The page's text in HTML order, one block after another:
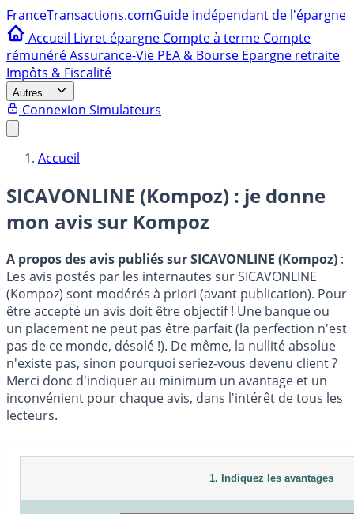
FranceTransactions.comGuide indépendant de l'épargne
Accueil Livret épargne Compte à terme Compte
rémunéréAssurance-Vie PEA & Bourse Epargne retraite
Impôts & Fiscalité
Autres...
Connexion Simulateurs
Accueil
SICAVONLINE (Kompoz) : je donne
mon avis sur Kompoz
A propos des avis publiés sur SICAVONLINE (Kompoz) :
Les avis postés par les internautes sur SICAVONLINE
(Kompoz) sont modérés à priori (avant publication). Pour
être accepté un avis doit être objectif ! Une banque ou
un placement ne peut pas être parfait (la perfection n'est
pas de ce monde, désolé !). De même, la nullité absolue
n'existe pas, sinon pourquoi seriez-vous devenu client ?
Merci donc d'indiquer au minimum un avantage et un
inconvénient pour chaque avis, dans l'intérêt de tous les
lecteurs.
1. Indiquez les avantages